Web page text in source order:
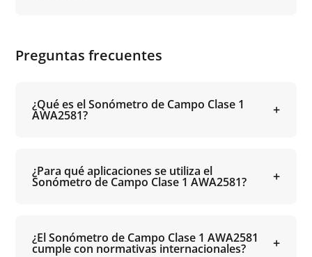
Preguntas frecuentes
¿Qué es el Sonómetro de Campo Clase 1
AWA2581?
¿Para qué aplicaciones se utiliza el
Sonómetro de Campo Clase 1 AWA2581?
¿El Sonómetro de Campo Clase 1 AWA2581
cumple con normativas internacionales?